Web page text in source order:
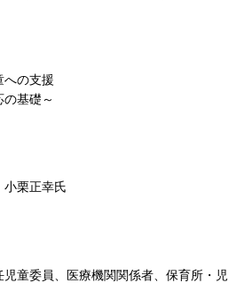
への支援
基礎～
栗正幸氏
童委員、医療機関関係者、保育所・児